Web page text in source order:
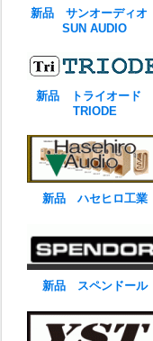
新品 サンオーディオ
SUN AUDIO
新品 トライオード
TRIODE
新品 ハセヒロ工業
新品 スペンドール